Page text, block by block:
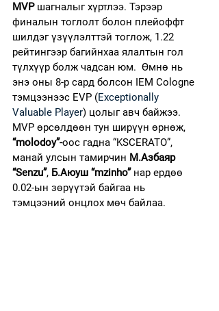
MVP шагналыг хүртлээ. Тэрээр
финалын тоглолт болон плейоффт
шилдэг үзүүлэлттэй тоглож, 1.22
рейтингээр багийнхаа ялалтын гол
түлхүүр болж чадсан юм.  Өмнө нь
энэ оны 8-р сард болсон IEM Cologne
тэмцээнээс EVP (Exceptionally
Valuable Player) цолыг авч байжээ.
MVP өрсөлдөөн тун ширүүн өрнөж,
“molodoy”-оос гадна “KSCERATO”,
манай улсын тамирчин М.Азбаяр
“Senzu”, Б.Аюуш “mzinho” нар ердөө
0.02-ын зөрүүтэй байгаа нь
тэмцээний онцлох мөч байлаа.